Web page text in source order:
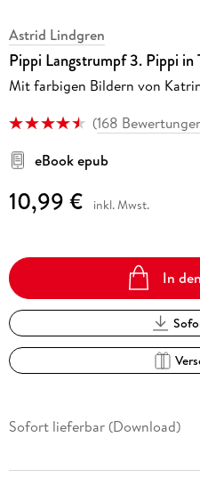
Astrid Lindgren
Pippi Langstrumpf 3. Pippi in
Mit farbigen Bildern von
(168
eBook epub
10,99 € inkl. Mwst.
In
Sofort lieferbar (Download)